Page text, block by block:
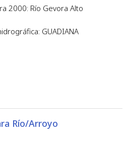
2000: Río Gevora Alto
GUADIANA
Río/Arroyo